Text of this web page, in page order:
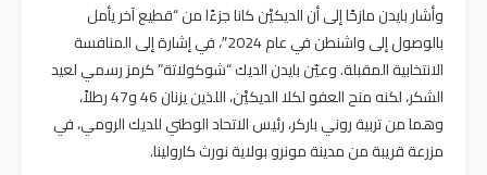
وأشار بايدن مازحًا إلى أن الديكيْن كانا جزءًا من “قطيع آخر يأمل
بالوصول إلى واشنطن في عام 2024″، في إشارة إلى المنافسة
الانتخابية المقبلة. وعيّن بايدن الديك “شوكولاتة” كرمز رسمي لعيد
الشكر، لكنه منح العفو لكلا الديكيْن، اللذين يزنان 46 و47 رطلاً،
وهما من تربية روني باركر، رئيس الاتحاد الوطني للديك الرومي، في
مزرعة قريبة من مدينة مونرو بولاية نورث كارولينا.